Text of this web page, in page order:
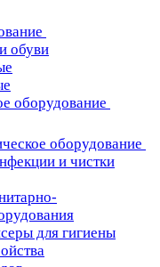
обуви
оборудование
оборудование
и чистки
для гигиены